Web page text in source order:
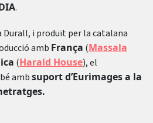
.
i produït per la catalana
amb França (Massala
(Harald House), el
ambsuport d’Eurimages a la